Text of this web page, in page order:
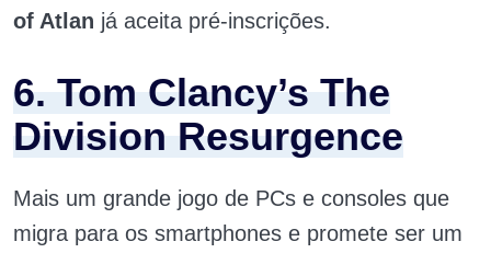
of Atlan já aceita pré-inscrições.
6. Tom Clancy’s The
Division Resurgence
Mais um grande jogo de PCs e consoles que
migra para os smartphones e promete ser um